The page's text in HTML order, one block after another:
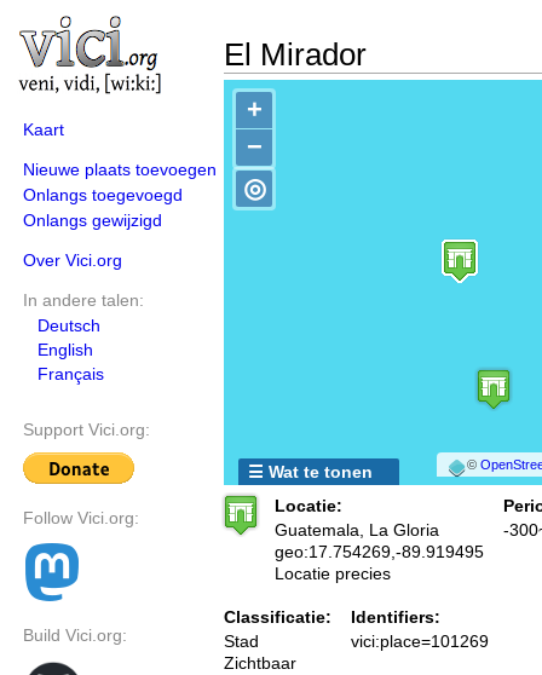
Kaart
Nieuwe plaats toevoegen
Onlangs toegevoegd
Onlangs gewijzigd
Over Vici.org
In andere talen:
Deutsch
English
Français
Support Vici.org:
Follow Vici.org:
Build Vici.org:
El Mirador
+
−
©
◎
☰ Wat te tonen
Locatie:
Guatemala, La Gloria
geo:17.754269,-89.919495
Locatie precies
-
Classificatie:
Stad
Zichtbaar
Identifiers:
vici:place=101269